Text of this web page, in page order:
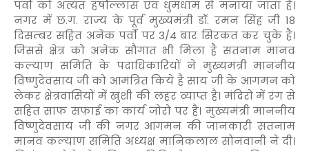
पर्वो को अत्यंत हर्षोल्लास एवं धुमधाम से मनाया जाता है।
नगर में छ.ग. राज्य के पूर्व मुख्यमंत्री डॉ. रमन सिंह जी 18
दिसम्बर सहित अनेक पर्वो पर 3/4 बार सिरकत कर चुके है।
जिससे क्षेत्र को अनेक सौगात भी मिला है सतनाम मानव
कल्याण समिति के पदाधिकारियों ने मुख्यमंत्री माननीय
विष्णुदेवसाय जी को आमंत्रित किये है साय जी के आगमन को
लेकर क्षेत्रवासियों में खुशी की लहर व्याप्त है। मंदिरो में रंग से
सहित साफ सफाई का कार्य जोरो पर है। मुख्यमंत्री माननीय
विष्णुदेवसाय जी की नगर आगमन की जानकारी सतनाम
मानव कल्याण समिति अध्यक्ष मानिकलाल सोनवानी ने दी।